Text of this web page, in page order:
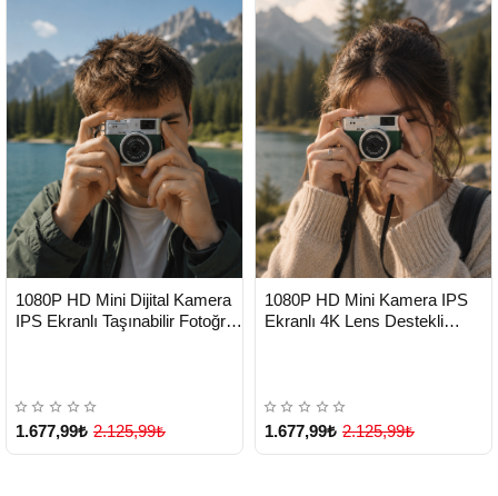
TESLİMAT
1080P HD Mini Dijital Kamera
IPS Ekranlı Taşınabilir Fotoğraf
1.677,99₺ 2.125,99₺
TESLİMAT
1080P HD Mini Kamera IPS
Ekranlı 4K Lens Destekli
1.677,99₺ 2.125,99₺